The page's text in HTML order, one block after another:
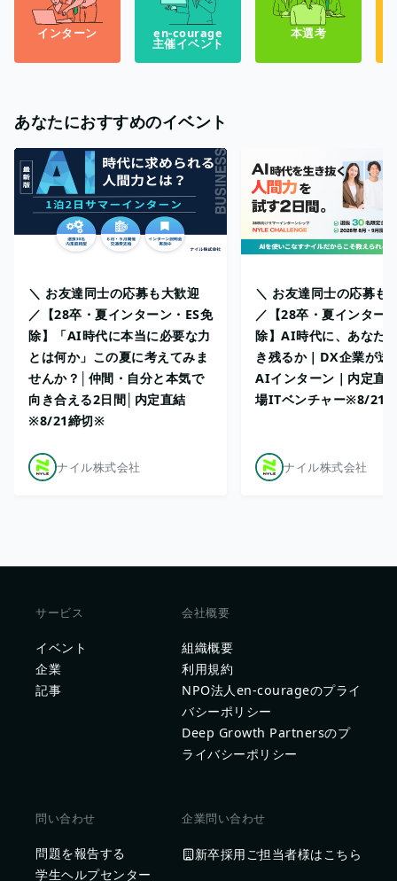
インターン en-courage
主催イベント
本選考
あなたにおすすめのイベント
＼ お友達同士の応募も大歓迎
／【28卒・夏インターン・ES免
除】「AI時代に本当に必要な力
とは何か」この夏に考えてみま
せんか？│仲間・自分と本気で
向き合える2日間│内定直結
※8/21締切※
ナイル株式会社
＼ お友達同士の応募も
／【28卒・夏インター
除】AI時代に、あなた
き残るか｜DX企業が送
AIインターン｜内定直
場ITベンチャー※8/21
ナイル株式会社
サービス
イベント
企業
記事
会社概要
組織概要
利用規約
NPO法人en-courageのプライ
バシーポリシー
Deep Growth Partnersのプ
ライバシーポリシー
問い合わせ
問題を報告する
学生ヘルプセンター
企業問い合わせ
新卒採用ご担当者様はこちら